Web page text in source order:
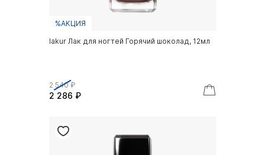
%АКЦИЯ
lakur Лак для ногтей Горячий шоколад, 12мл
2 540 ₽
2 286 ₽